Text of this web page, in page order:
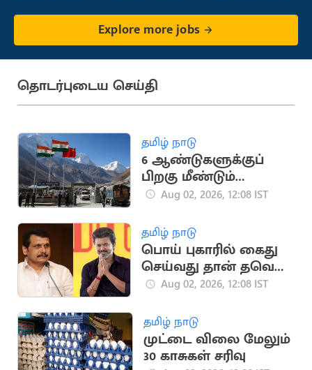
Explore more jobs
தொடர்புடைய செய்தி
தமிழ் நாடு
6 ஆண்டுகளுக்குப்
பிறகு மீண்டும்
தொடங்கியது
வர்த்தகம்!
Aug 02, 2026, 12:08 IST
தமிழ் நாடு
பொய் புகாரில் கைது
செய்வது தான் தவெக
அரசின் வேலை..
Aug 02, 2026, 12:08 IST
தமிழ் நாடு
முட்டை விலை மேலும்
30 காசுகள் சரிவு